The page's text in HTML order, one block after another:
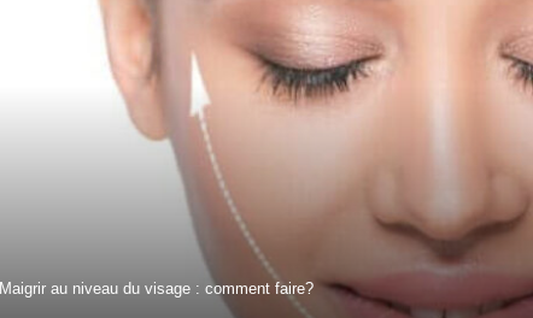
Maigrir au niveau du visage : comment faire?